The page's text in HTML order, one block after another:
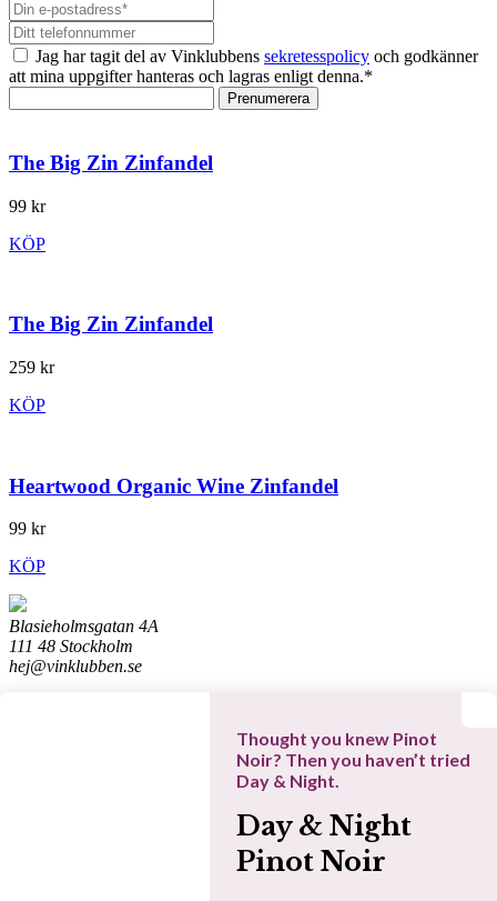
Jag har tagit del av Vinklubbens sekretesspolicy och godkänner
att mina uppgifter hanteras och lagras enligt denna.*
Prenumerera
The Big Zin Zinfandel
99 kr
KÖP
The Big Zin Zinfandel
259 kr
KÖP
Heartwood Organic Wine Zinfandel
99 kr
KÖP
Blasieholmsgatan 4A
111 48 Stockholm
hej@vinklubben.se
Thought you knew Pinot
Noir? Then you haven’t tried
Day & Night.
Day & Night
Pinot Noir